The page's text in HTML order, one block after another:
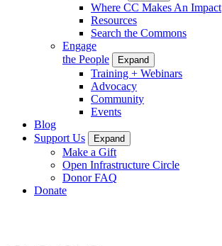
Where CC Makes An Impact
Resources
Search the Commons
Engage
the People
Expand
Training + Webinars
Advocacy
Community
Events
Blog
Support Us
Expand
Make a Gift
Open Infrastructure Circle
Donor FAQ
Donate